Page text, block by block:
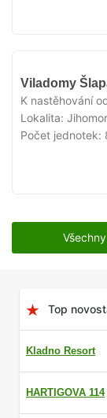
Viladomy
K nastěhování
Lokalita:
Počet jednotek:
Top
Kladno Resort
HARTIGOVA 114